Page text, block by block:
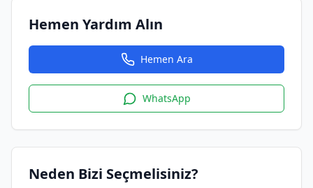
Hemen Yardım Alın
Hemen Ara
WhatsApp
Neden Bizi Seçmelisiniz?